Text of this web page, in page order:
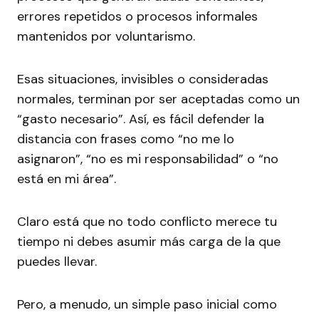
errores repetidos o procesos informales
mantenidos por voluntarismo.
Esas situaciones, invisibles o consideradas
normales, terminan por ser aceptadas como un
“gasto necesario”. Así, es fácil defender la
distancia con frases como “no me lo
asignaron”, “no es mi responsabilidad” o “no
está en mi área”.
Claro está que no todo conflicto merece tu
tiempo ni debes asumir más carga de la que
puedes llevar.
Pero, a menudo, un simple paso inicial como